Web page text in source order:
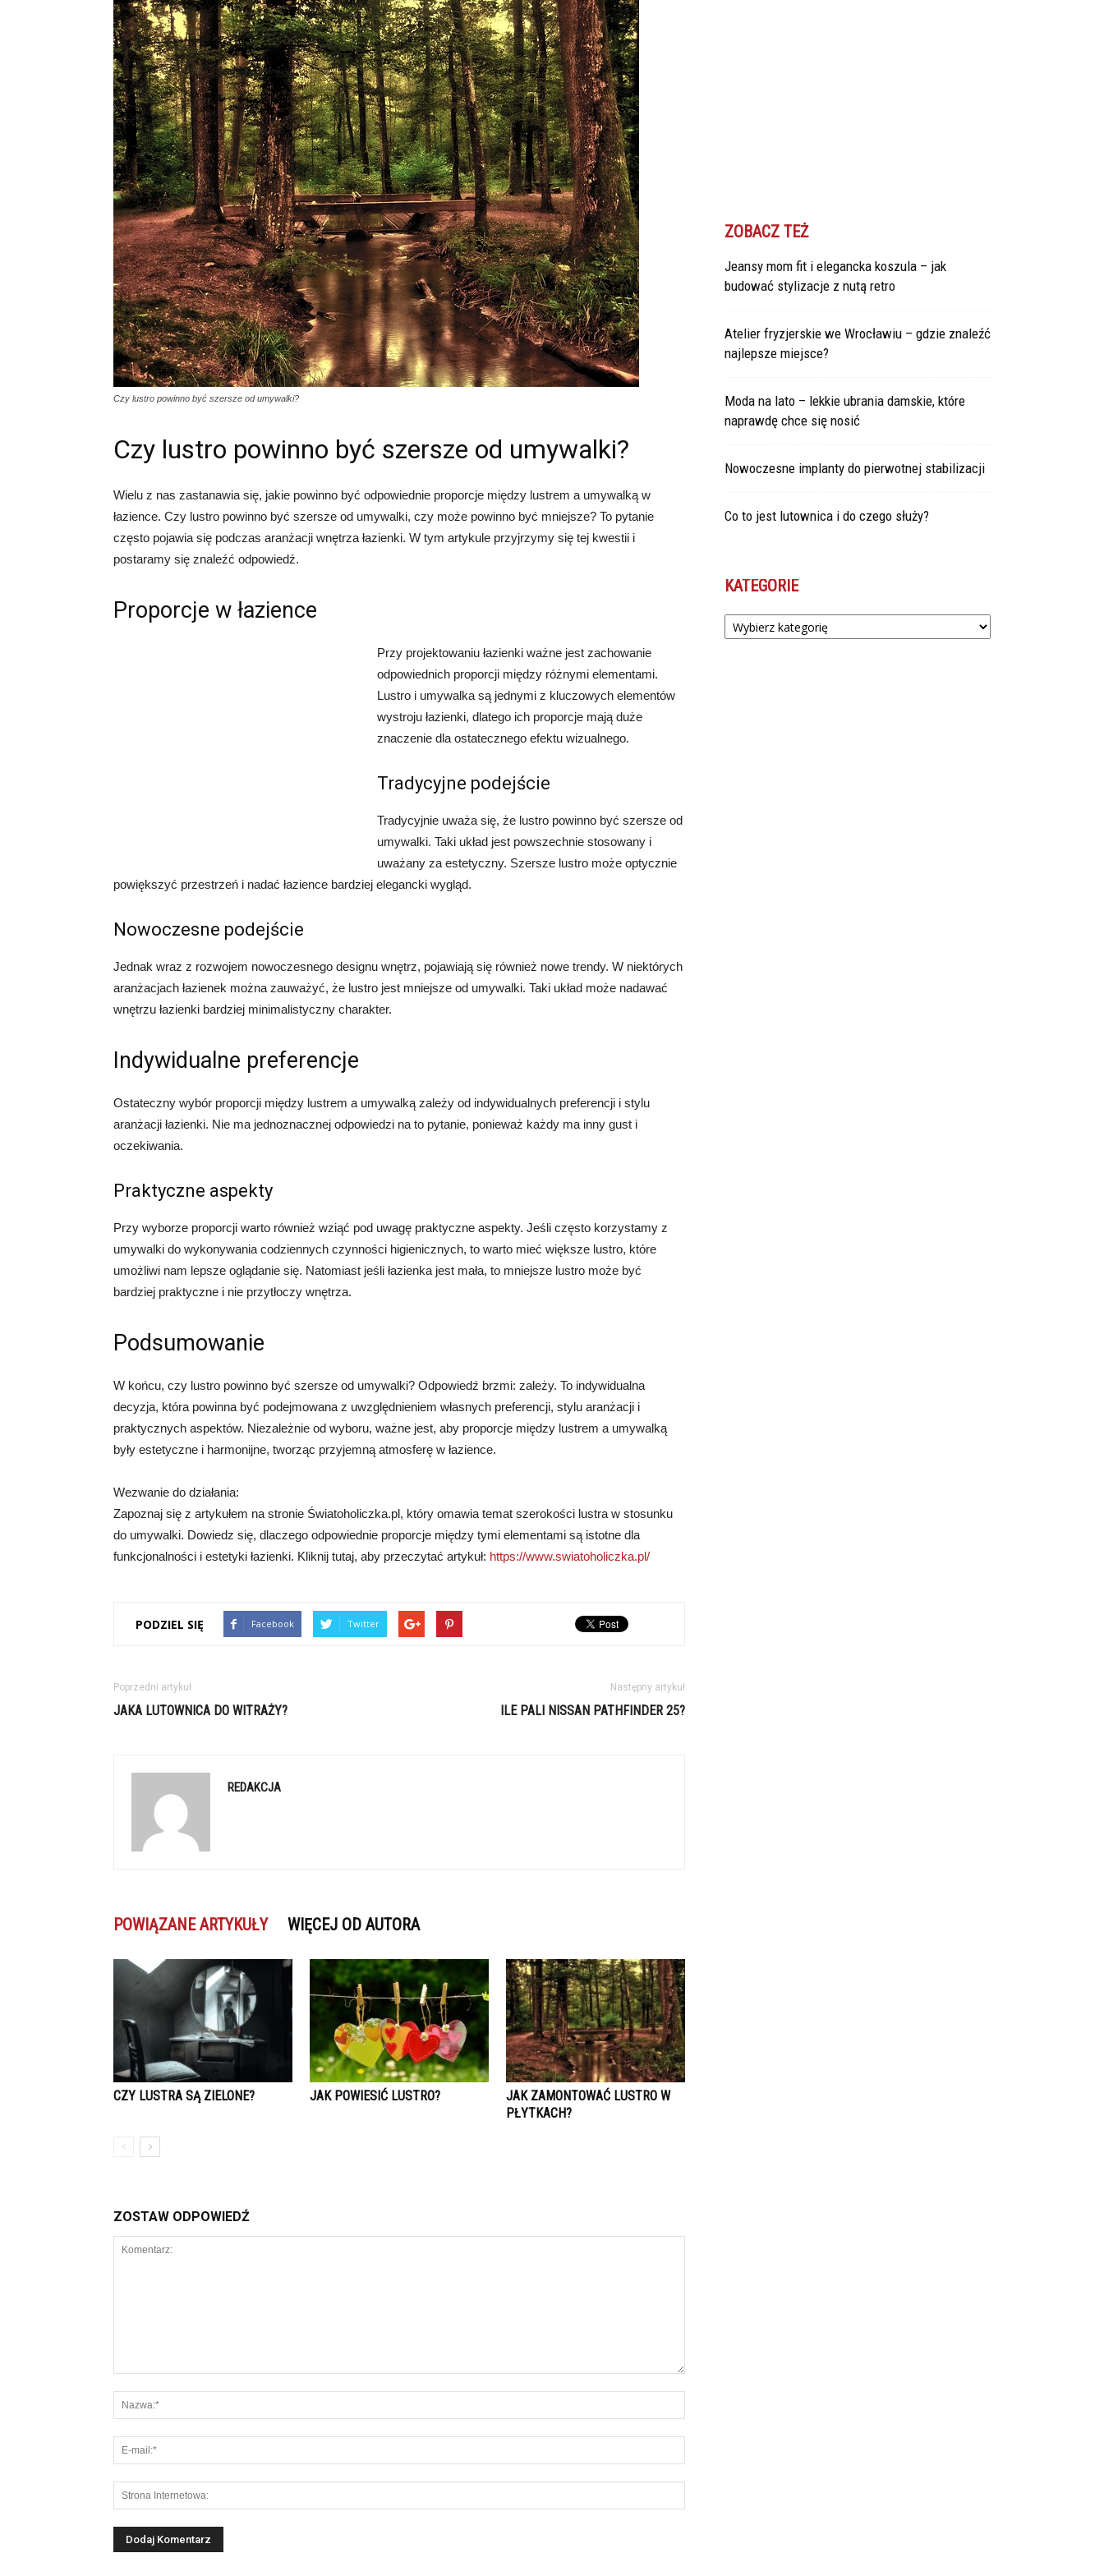
Czy lustro powinno być szersze od umywalki?
Czy lustro powinno być szersze od umywalki?
Wielu z nas zastanawia się, jakie powinno być odpowiednie proporcje między lustrem a umywalką w
łazience. Czy lustro powinno być szersze od umywalki, czy może powinno być mniejsze? To pytanie
często pojawia się podczas aranżacji wnętrza łazienki. W tym artykule przyjrzymy się tej kwestii i
postaramy się znaleźć odpowiedź.
Proporcje w łazience
Przy projektowaniu łazienki ważne jest zachowanie
odpowiednich proporcji między różnymi elementami.
Lustro i umywalka są jednymi z kluczowych elementów
wystroju łazienki, dlatego ich proporcje mają duże
znaczenie dla ostatecznego efektu wizualnego.
Tradycyjne podejście
Tradycyjnie uważa się, że lustro powinno być szersze od
umywalki. Taki układ jest powszechnie stosowany i
uważany za estetyczny. Szersze lustro może optycznie
powiększyć przestrzeń i nadać łazience bardziej elegancki wygląd.
Nowoczesne podejście
Jednak wraz z rozwojem nowoczesnego designu wnętrz, pojawiają się również nowe trendy. W niektórych
aranżacjach łazienek można zauważyć, że lustro jest mniejsze od umywalki. Taki układ może nadawać
wnętrzu łazienki bardziej minimalistyczny charakter.
Indywidualne preferencje
Ostateczny wybór proporcji między lustrem a umywalką zależy od indywidualnych preferencji i stylu
aranżacji łazienki. Nie ma jednoznacznej odpowiedzi na to pytanie, ponieważ każdy ma inny gust i
oczekiwania.
Praktyczne aspekty
Przy wyborze proporcji warto również wziąć pod uwagę praktyczne aspekty. Jeśli często korzystamy z
umywalki do wykonywania codziennych czynności higienicznych, to warto mieć większe lustro, które
umożliwi nam lepsze oglądanie się. Natomiast jeśli łazienka jest mała, to mniejsze lustro może być
bardziej praktyczne i nie przytłoczy wnętrza.
Podsumowanie
W końcu, czy lustro powinno być szersze od umywalki? Odpowiedź brzmi: zależy. To indywidualna
decyzja, która powinna być podejmowana z uwzględnieniem własnych preferencji, stylu aranżacji i
praktycznych aspektów. Niezależnie od wyboru, ważne jest, aby proporcje między lustrem a umywalką
były estetyczne i harmonijne, tworząc przyjemną atmosferę w łazience.
Wezwanie do działania:
Zapoznaj się z artykułem na stronie Światoholiczka.pl, który omawia temat szerokości lustra w stosunku
do umywalki. Dowiedz się, dlaczego odpowiednie proporcje między tymi elementami są istotne dla
funkcjonalności i estetyki łazienki. Kliknij tutaj, aby przeczytać artykuł: https://www.swiatoholiczka.pl/
PODZIEL SIĘ Facebook Twitter
Poprzedni artykuł
JAKA LUTOWNICA DO WITRAŻY?
Następny artykuł
ILE PALI NISSAN PATHFINDER 25?
REDAKCJA
POWIĄZANE ARTYKUŁY WIĘCEJ OD AUTORA
CZY LUSTRA SĄ ZIELONE? JAK POWIESIĆ LUSTRO?
JAK ZAMONTOWAĆ LUSTRO W
PŁYTKACH?
ZOSTAW ODPOWIEDŹ
ZOBACZ TEŻ
Jeansy mom fit i elegancka koszula – jak
budować stylizacje z nutą retro
Atelier fryzjerskie we Wrocławiu – gdzie znaleźć
najlepsze miejsce?
Moda na lato – lekkie ubrania damskie, które
naprawdę chce się nosić
Nowoczesne implanty do pierwotnej stabilizacji
Co to jest lutownica i do czego służy?
KATEGORIE
Kategorie